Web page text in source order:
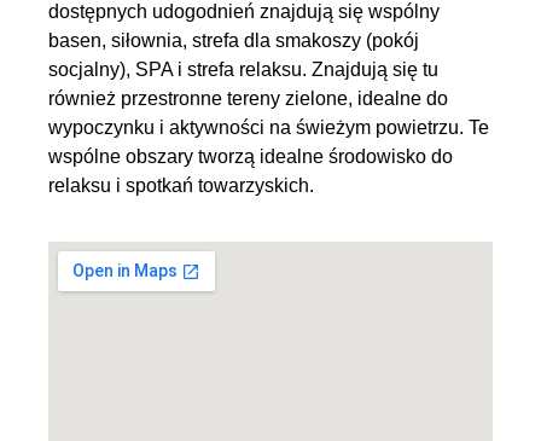
dostępnych udogodnień znajdują się wspólny
basen, siłownia, strefa dla smakoszy (pokój
socjalny), SPA i strefa relaksu. Znajdują się tu
również przestronne tereny zielone, idealne do
wypoczynku i aktywności na świeżym powietrzu. Te
wspólne obszary tworzą idealne środowisko do
relaksu i spotkań towarzyskich.